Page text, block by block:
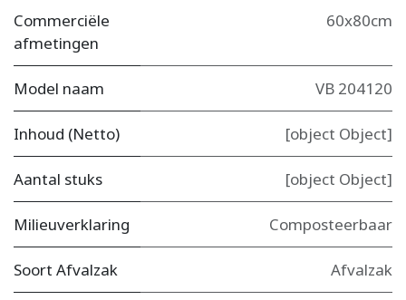
Commerciële
afmetingen
60x80cm
Model naam VB 204120
Inhoud (Netto) [object Object]
Aantal stuks [object Object]
Milieuverklaring Composteerbaar
Soort Afvalzak Afvalzak